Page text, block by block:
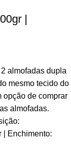
|
almofadas dupla
mesmo tecido do
opção de comprar
almofadas.
| Enchimento: